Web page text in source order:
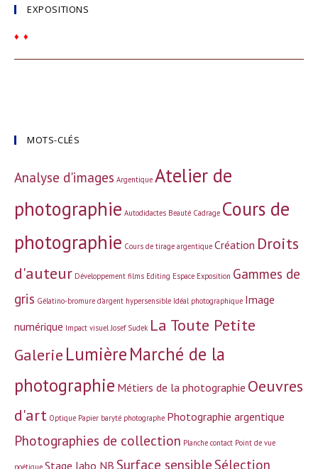
EXPOSITIONS
♦ ♦
MOTS-CLÉS
Analyse d'images Argentique Atelier de
photographie Autodidactes Beauté Cadrage Cours de
photographie Cours de tirage argentique Création Droits
d'auteur Développement films Editing Espace Exposition Gammes de
gris Gélatino-bromure d'argent hypersensible Idéal photographique Image
numérique Impact visuel Josef Sudek La Toute Petite
Galerie LumièreMarché de la
photographie Métiers de la photographie Oeuvres
d'art Optique Papier baryté photographe Photographie argentique
Photographies de collection Planche contact Point de vue
poétique Stage labo NB Surface sensible Sélection